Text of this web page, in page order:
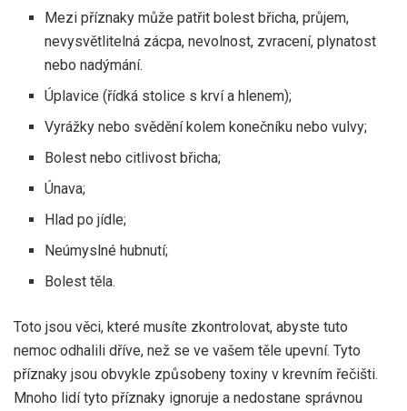
Mezi příznaky může patřit bolest břicha, průjem,
nevysvětlitelná zácpa, nevolnost, zvracení, plynatost
nebo nadýmání.
Úplavice (řídká stolice s krví a hlenem);
Vyrážky nebo svědění kolem konečníku nebo vulvy;
Bolest nebo citlivost břicha;
Únava;
Hlad po jídle;
​​Neúmyslné hubnutí;
Bolest těla.
Toto jsou věci, které musíte zkontrolovat, abyste tuto
nemoc odhalili dříve, než se ve vašem těle upevní. Tyto
příznaky jsou obvykle způsobeny toxiny v krevním řečišti.
Mnoho lidí tyto příznaky ignoruje a nedostane správnou